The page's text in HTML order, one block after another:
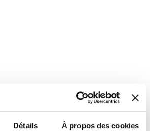
Détails À propos des cookies